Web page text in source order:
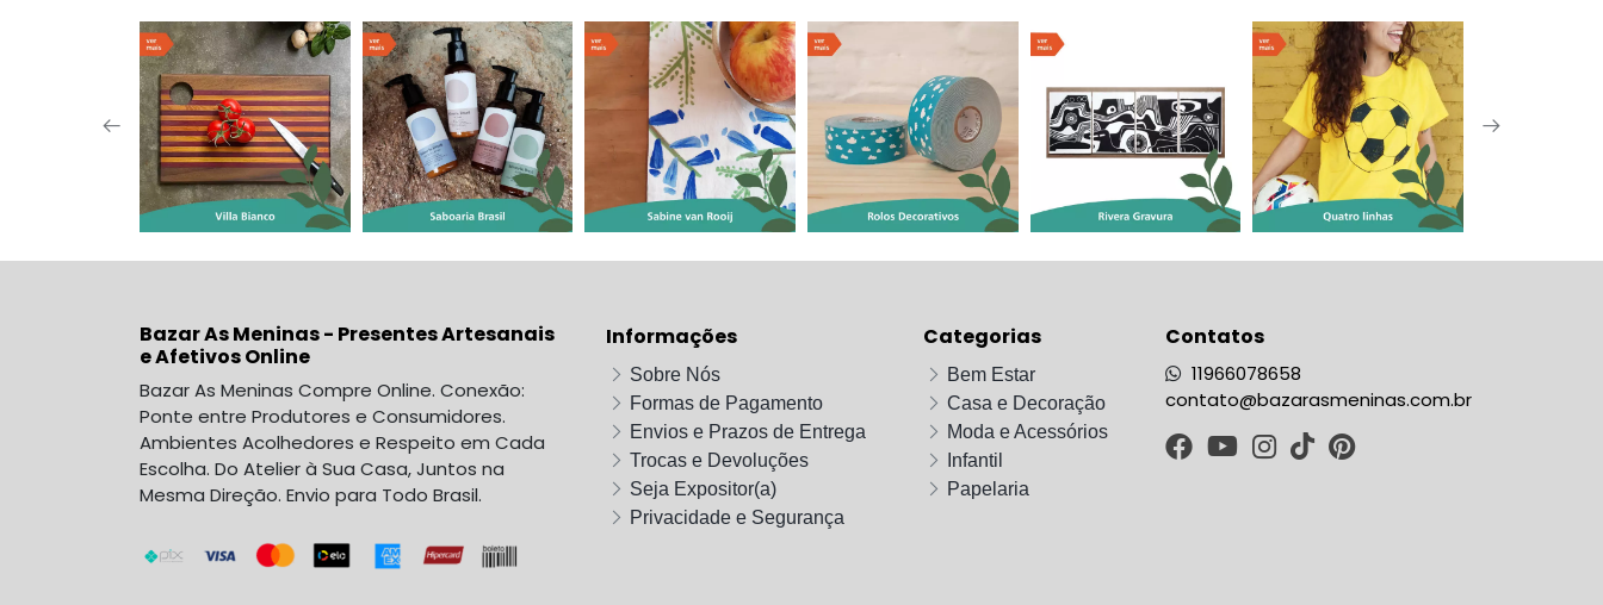
Contatos
11966078658
contato@bazarasmeninas.com.br
Informações
Sobre Nós
Formas de Pagamento
Envios e Prazos de Entrega
Trocas e Devoluções
Seja Expositor(a)
Privacidade e Segurança
Categorias
Bem Estar
Casa e Decoração
Moda e Acessórios
Infantil
Papelaria
Bazar As Meninas - Presentes Artesanais
e Afetivos Online
Bazar As Meninas Compre Online. Conexão:
Ponte entre Produtores e Consumidores.
Ambientes Acolhedores e Respeito em Cada
Escolha. Do Atelier à Sua Casa, Juntos na
Mesma Direção. Envio para Todo Brasil.